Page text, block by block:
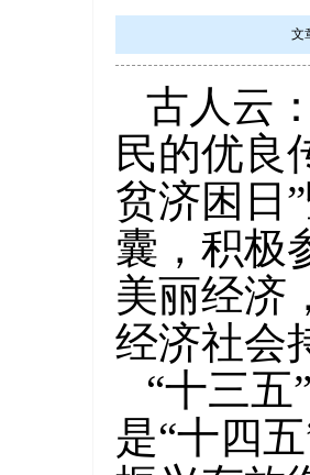
1
文
古人云
民的优良
贫济困日
囊，积极
美丽经济
经济社会
“十三五
是“十四